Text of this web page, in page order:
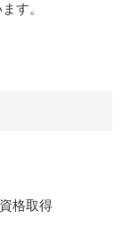
す。
格取得